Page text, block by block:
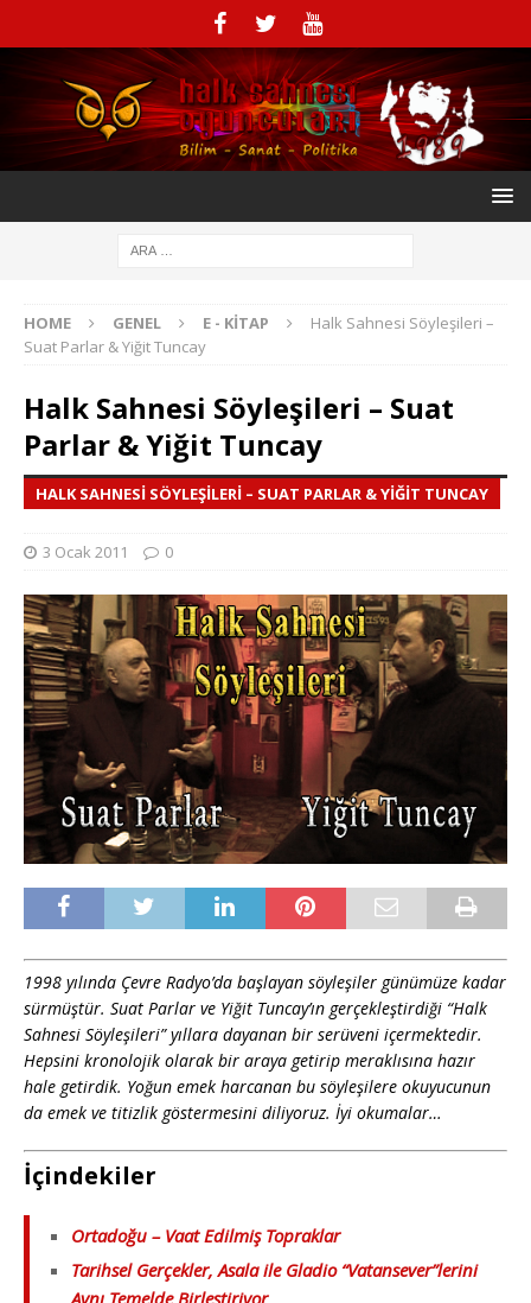
HOME GENEL E - KITAP
Halk Sahnesi Söyleşileri –
Suat Parlar & Yiğit Tuncay
Halk Sahnesi Söyleşileri – Suat
Parlar & Yiğit Tuncay
HALK SAHNESI SÖYLEŞILERI – SUAT PARLAR & YIĞIT TUNCAY
3 Ocak 2011 0
1998 yılında Çevre Radyo’da başlayan söyleşiler günümüze kadar
sürmüştür. Suat Parlar ve Yiğit Tuncay’ın gerçekleştirdiği “Halk
Sahnesi Söyleşileri” yıllara dayanan bir serüveni içermektedir.
Hepsini kronolojik olarak bir araya getirip meraklısına hazır
hale getirdik. Yoğun emek harcanan bu söyleşilere okuyucunun
da emek ve titizlik göstermesini diliyoruz. İyi okumalar…
İçindekiler
Ortadoğu – Vaat Edilmiş Topraklar
Tarihsel Gerçekler, Asala ile Gladio “Vatansever”lerini